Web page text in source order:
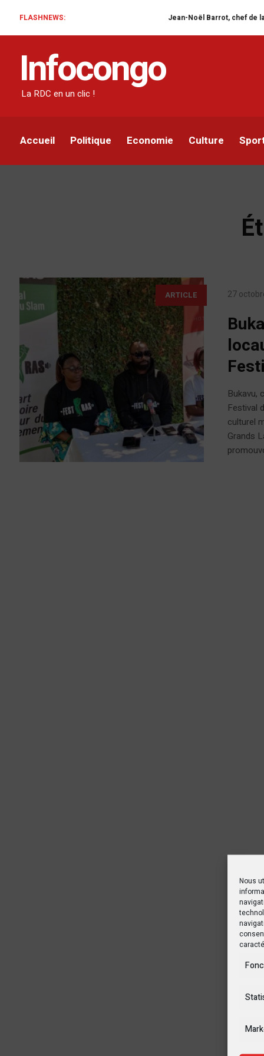
Nous
FLASHNEWS: Jean-Noël Barrot, chef de la
Infocongo
La RDC en un clic !
Accueil Politique Economie Culture
ARTICLE 27
Bukavu,
Festival
culturel
Grands